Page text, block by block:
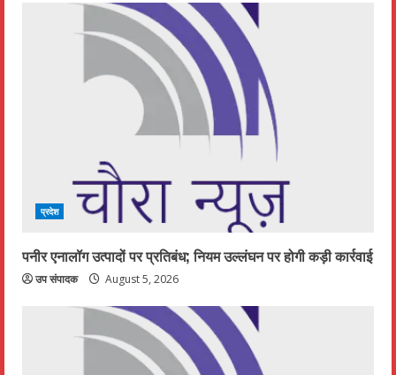
प्रदेश
पनीर एनालॉग उत्पादों पर प्रतिबंध; नियम उल्लंघन पर होगी कड़ी कार्रवाई
उप संपादक August 5, 2026